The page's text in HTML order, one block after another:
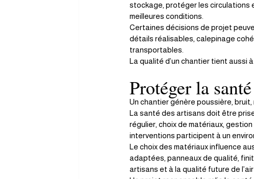
stockage, protéger les circulations
meilleures conditions.
Certaines décisions de projet
détails réalisables, calepinage
transportables.
La qualité d’un chantier tient aussi
Protéger la
Un chantier génère poussière,
La santé des artisans doit être
régulier, choix de matériaux,
interventions participent à un
Le choix des matériaux influence
adaptées, panneaux de qualité,
artisans et à la qualité future de l’air